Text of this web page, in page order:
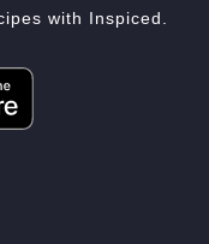
with Inspiced.